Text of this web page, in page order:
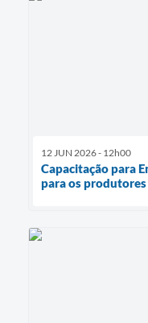
12 JUN 2026 - 12h00
Capacitação para
para os